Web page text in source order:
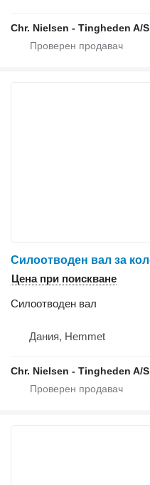
Chr. Nielsen - Tingheden A/S
Цена при поискване
Силоотводен вал
Дания, Hemmet
Chr. Nielsen - Tingheden A/S